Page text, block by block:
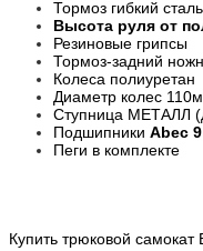
Тормоз гибкий
Высота руля от
Резиновые грипсы
Тормоз-задний
Колеса полиуретан
Диаметр колес
Ступница МЕТАЛЛ
Подшипники Abec
Пеги в комплекте
Купить трюковой